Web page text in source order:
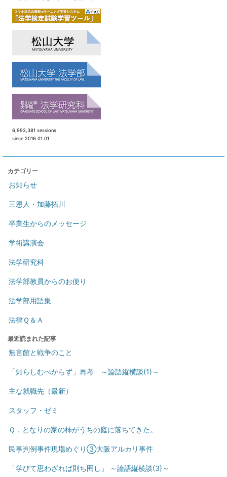
6,993,381 sessions
since 2016.01.01
カテゴリー
お知らせ
三恩人・加藤拓川
卒業生からのメッセージ
学術講演会
法学研究科
法学部教員からのお便り
法学部用語集
法律Ｑ＆Ａ
最近読まれた記事
無言館と戦争のこと
「知らしむべからず」再考 ～論語縦横談(1)～
主な就職先（最新）
スタッフ・ゼミ
Ｑ．となりの家の柿がうちの庭に落ちてきた。
民事判例事件現場めぐり③大阪アルカリ事件
「学びて思わざれば則ち罔し」 ～論語縦横談(3)～